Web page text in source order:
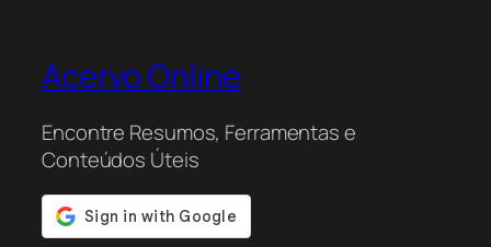
Acervo Online
Encontre Resumos, Ferramentas e
Conteúdos Úteis